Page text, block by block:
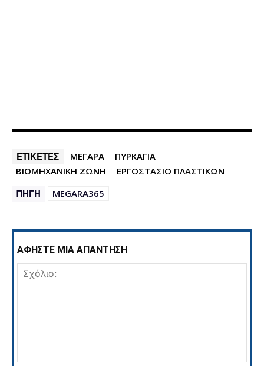
ΕΤΙΚΕΤΕΣ ΜΕΓΑΡΑ
ΠΥΡΚΑΓΙΑ
ΒΙΟΜΗΧΑΝΙΚΗ ΖΩΝΗ
ΕΡΓΟΣΤΑΣΙΟ ΠΛΑΣΤΙΚΩΝ
ΠΗΓΗ MEGARA365
ΑΦΗΣΤΕ ΜΙΑ ΑΠΑΝΤΗΣΗ